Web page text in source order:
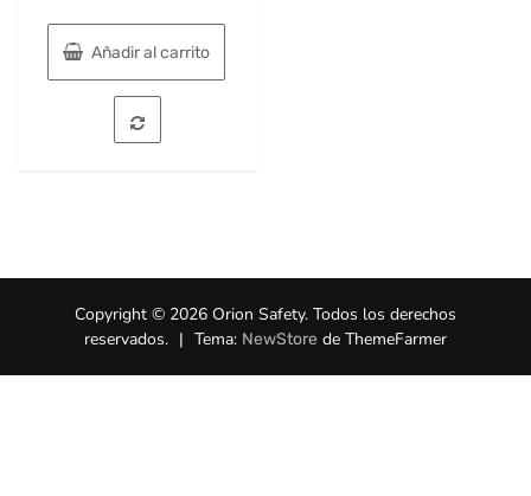
Añadir al carrito
Copyright © 2026 Orion Safety. Todos los derechos
reservados. | Tema: NewStore de ThemeFarmer